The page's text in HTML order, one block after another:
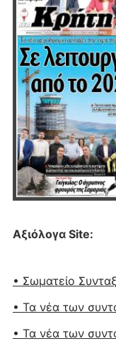
Αξιόλογα Site:
• Σωματείο
• Τα νέα των
• Τα νέα των